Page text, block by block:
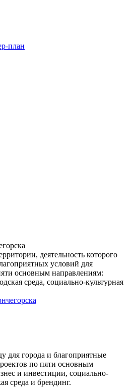
план
деятельность которого
условий для
основным направлениям:
среда, социально-культурная
для города и благоприятные
по пяти основным
и инвестиции, социально-
среда и брендинг.